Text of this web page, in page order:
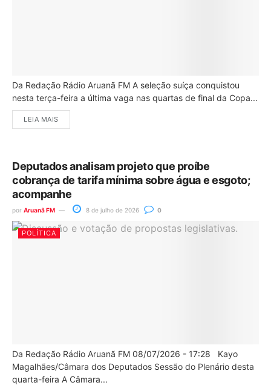
Da Redação Rádio Aruanã FM A seleção suíça conquistou
nesta terça-feira a última vaga nas quartas de final da Copa...
LEIA MAIS
Deputados analisam projeto que proíbe
cobrança de tarifa mínima sobre água e esgoto;
acompanhe
por Aruanã FM 8 de julho de 2026 0
POLÍTICA
Da Redação Rádio Aruanã FM 08/07/2026 - 17:28 Kayo
Magalhães/Câmara dos Deputados Sessão do Plenário desta
quarta-feira A Câmara...